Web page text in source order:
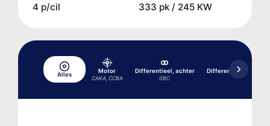
4 p/cil 333 pk / 245 KW
Alles
Motor
CAKA, CCBA
Differentieel, achter
0BC
Differentieel, achter
0BD